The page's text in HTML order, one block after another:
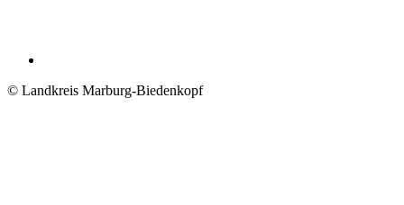
© Landkreis Marburg-Biedenkopf